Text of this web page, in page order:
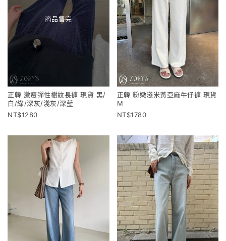
商品售完
正韓 激瘦彈性樹紋長褲 現貨 黑/
白/綠/深灰/淺灰/深藍
1280
正韓 粉嫩淺米黃亞麻牛仔褲 現貨
M
1780